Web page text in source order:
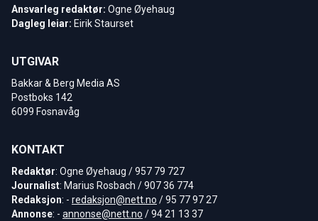
Ansvarleg redaktør: Ogne Øyehaug
Dagleg leiar: Eirik Staurset
UTGIVAR
Bakkar & Berg Media AS
Postboks 142
6099 Fosnavåg
KONTAKT
Redaktør: Ogne Øyehaug / 957 79 727
Journalist: Marius Rosbach / 907 36 774
Redaksjon: - redaksjon@nett.no / 95 77 97 27
Annonse: - annonse@nett.no / 94 21 13 37